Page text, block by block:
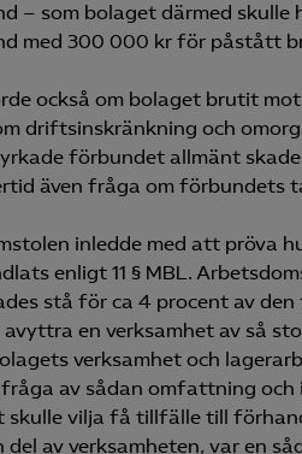
– som bolaget därmed skulle
med 300 000 kr för påstått
också om bolaget brutit
driftsinskränkning och
förbundet allmänt
även fråga om förbundets
inledde med att pröva
enligt 11 § MBL.
stå för ca 4 procent av
en verksamhet av så
verksamhet och
av sådan omfattning
skulle vilja få tillfälle till
del av verksamheten, var en